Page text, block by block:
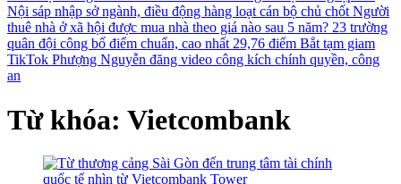
Nội sáp nhập sở ngành, điều động hàng loạt cán bộ chủ chốtNgười
thuê nhà ở xã hội được mua nhà theo giá nào sau 5 năm? 23 trường
quân đội công bố điểm chuẩn, cao nhất 29,76 điểm Bắt tạm giam
TikTok Phượng Nguyễn đăng video công kích chính quyền, công
an
Từ khóa: Vietcombank